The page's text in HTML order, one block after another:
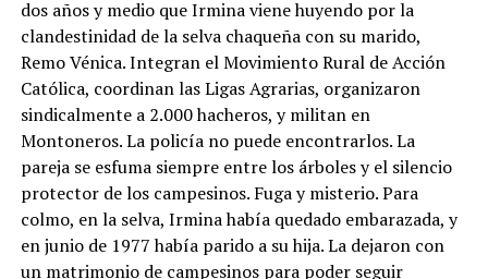
dos años y medio que Irmina viene huyendo por la
clandestinidad de la selva chaqueña con su marido,
Remo Vénica. Integran el Movimiento Rural de Acción
Católica, coordinan las Ligas Agrarias, organizaron
sindicalmente a 2.000 hacheros, y militan en
Montoneros. La policía no puede encontrarlos. La
pareja se esfuma siempre entre los árboles y el silencio
protector de los campesinos. Fuga y misterio. Para
colmo, en la selva, Irmina había quedado embarazada, y
en junio de 1977 había parido a su hija. La dejaron con
un matrimonio de campesinos para poder seguir